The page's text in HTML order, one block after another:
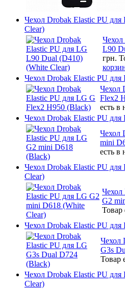
Чехол Drobak Elastic PU
Clear)
Чехол
L90
грн.
Чехол Drobak Elastic PU
Чехол
Flex2
есть в
Чехол Drobak Elastic PU
Чехол
mini
есть в
Чехол Drobak Elastic PU
Clear)
Чехол
G2
Товар
Чехол Drobak Elastic PU
Чехол
G3s
Товар
Чехол Drobak Elastic PU
Clear)